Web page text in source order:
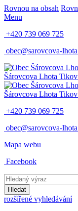
Rovnou na obsah
Menu
+420 739 069 725
obec@sarovcova-
Šárovcova Lhota
Šárovcova Lhota
+420 739 069 725
obec@sarovcova-
Mapa webu
Facebook
Hledat
rozšířené vyhledávání